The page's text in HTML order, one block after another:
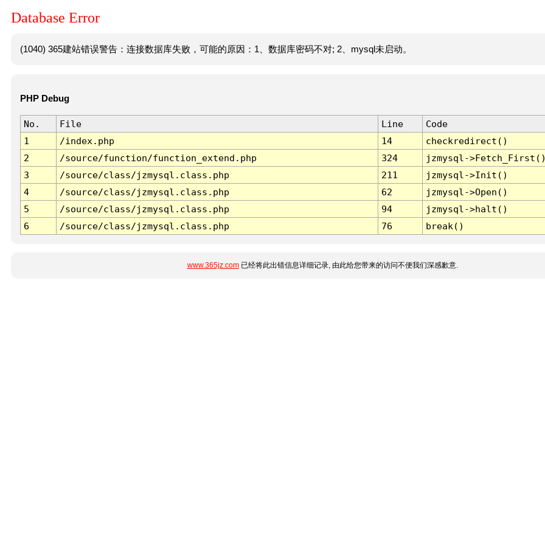
Database Error
(1040) 365建站错误警告：连接数据库失败，可能的原因：1、数据库密码不对; 2、mysql未启动。
PHP Debug
No. File Line
Code
1
/index.php 14
checkredirect()
2
/source/function/function_extend.php 324
jzmysql-
3
/source/class/jzmysql.class.php 211
jzmysql->Init()
4
/source/class/jzmysql.class.php 62
jzmysql->Open()
5
/source/class/jzmysql.class.php 94
jzmysql->halt()
6
/source/class/jzmysql.class.php 76 break()
www.365jz.com已经将此出错信息详细记录, 由此给您带来的访问不便我们深感歉意.